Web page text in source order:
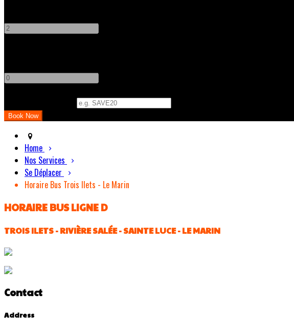
Home
Nos Services
Se Déplacer
Horaire Bus Trois Ilets - Le Marin
HORAIRE BUS LIGNE D
TROIS ILETS - RIVIÈRE SALÉE - SAINTE LUCE - LE MARIN
Contact
Address